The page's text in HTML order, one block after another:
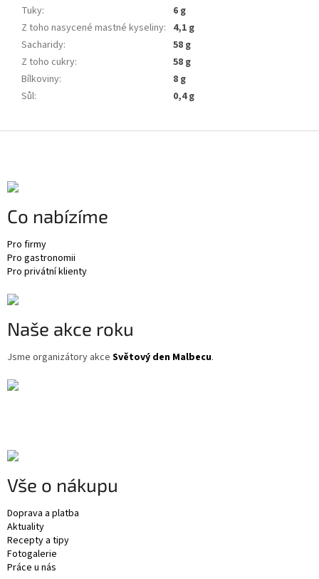
Tuky:
6 g
Z toho nasycené mastné kyseliny: 4,1 g
Sacharidy:
58 g
Z toho cukry:
58 g
Bílkoviny:
8 g
Sůl: 0,4 g
Co nabízíme
Pro firmy
Pro gastronomii
Pro privátní klienty
Naše akce roku
Jsme organizátory akce Světový den Malbecu.
Vše o nákupu
Doprava a platba
Aktuality
Recepty a tipy
Fotogalerie
Práce u nás